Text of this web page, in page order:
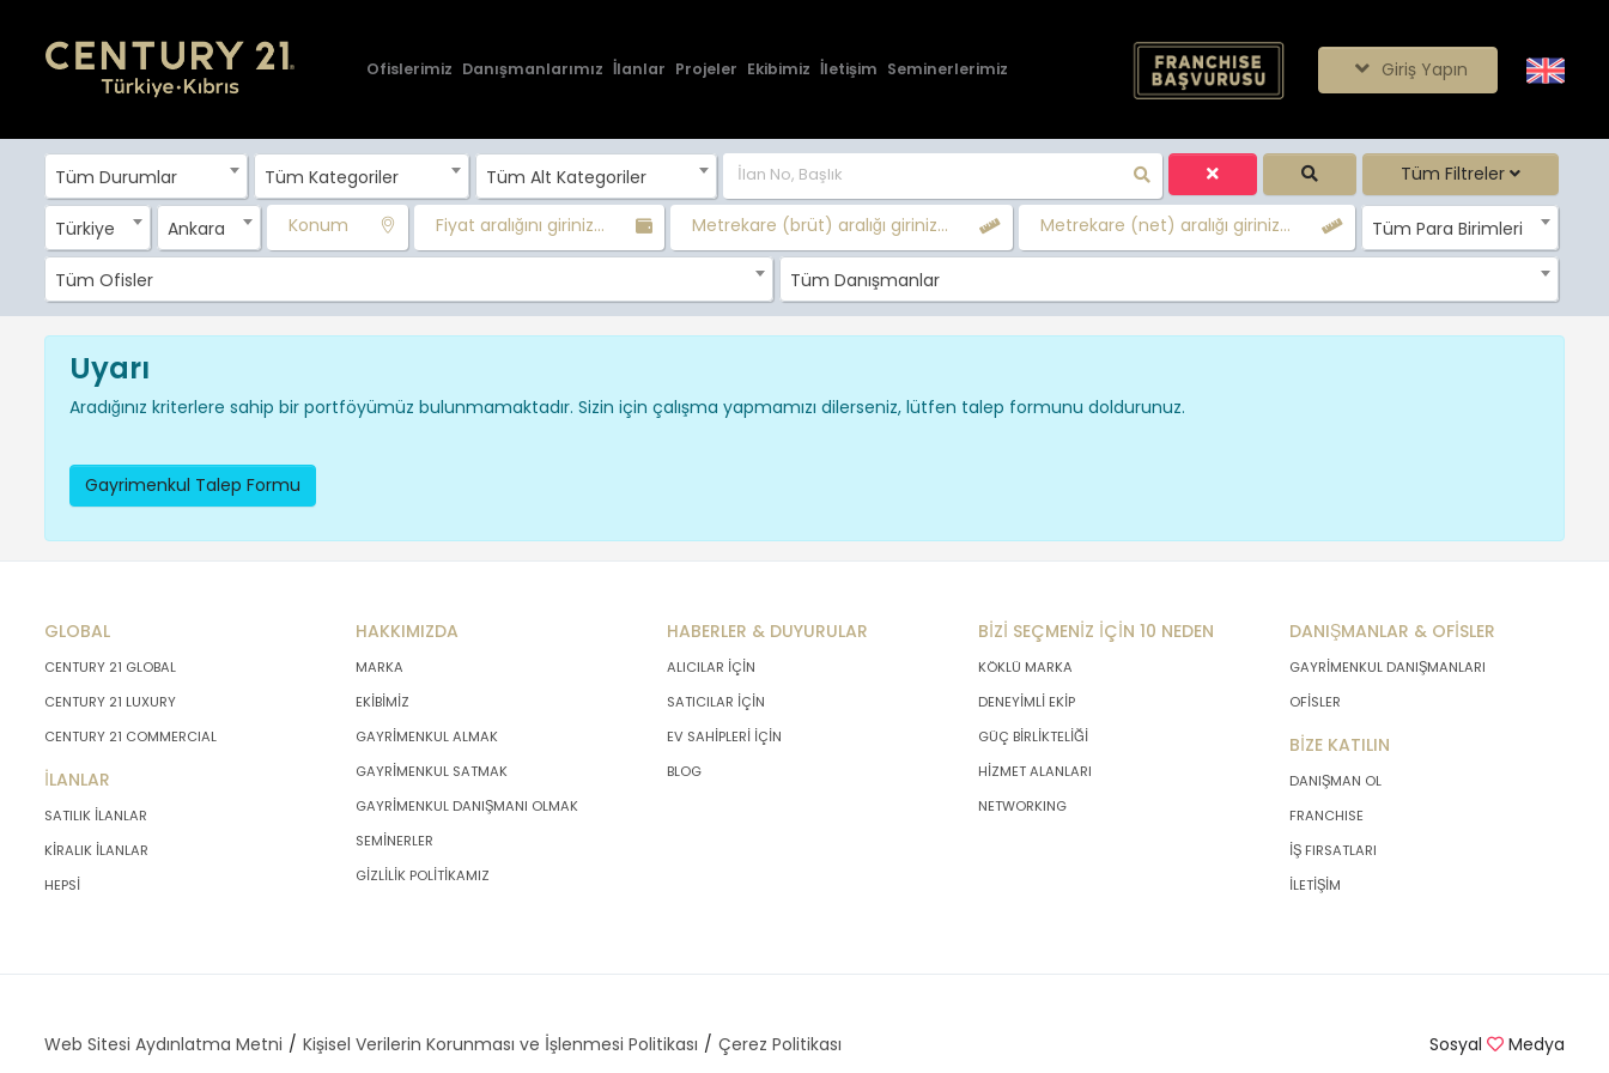
Ofislerimiz Danışmanlarımız İlanlar Projeler Ekibimiz İletişim Seminerlerimiz Giriş Yapın
Tüm Durumlar Tüm Kategoriler Tüm Alt Kategoriler Tüm Filtreler
Türkiye Ankara Konum Fiyat aralığını giriniz... Metrekare (brüt) aralığı giriniz... Metrekare (net) aralığı giriniz... Tüm Para Birimleri
Tüm Ofisler Tüm Danışmanlar
Uyarı
Aradığınız kriterlere sahip bir portföyümüz bulunmamaktadır. Sizin için çalışma yapmamızı dilerseniz, lütfen talep formunu doldurunuz.
Gayrimenkul Talep Formu
GLOBAL
CENTURY 21 GLOBAL
CENTURY 21 LUXURY
CENTURY 21 COMMERCIAL
İLANLAR
SATILIK İLANLAR
KİRALIK İLANLAR
HEPSİ
HAKKIMIZDA
MARKA
EKİBİMİZ
GAYRİMENKUL ALMAK
GAYRİMENKUL SATMAK
GAYRİMENKUL DANIŞMANI OLMAK
SEMİNERLER
GİZLİLİK POLİTİKAMIZ
HABERLER & DUYURULAR
ALICILAR İÇİN
SATICILAR İÇİN
EV SAHİPLERİ İÇİN
BLOG
BİZİ SEÇMENİZ İÇİN 10 NEDEN
KÖKLÜ MARKA
DENEYİMLİ EKİP
GÜÇ BİRLİKTELİĞİ
HİZMET ALANLARI
NETWORKING
DANIŞMANLAR & OFİSLER
GAYRİMENKUL DANIŞMANLARI
OFİSLER
BİZE KATILIN
DANIŞMAN OL
FRANCHISE
İŞ FIRSATLARI
İLETİŞİM
Web Sitesi Aydınlatma Metni Kişisel Verilerin Korunması ve İşlenmesi Politikası Çerez Politikası Sosyal Medya